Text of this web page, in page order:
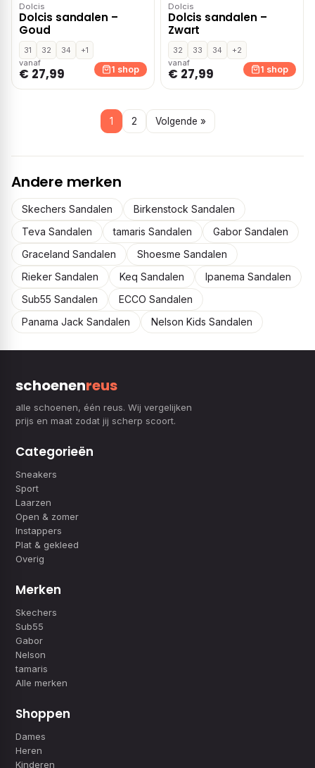
Dolcis
Dolcis sandalen –
Goud
31 32 34
+1
vanaf
€ 27,99 1 shop
Dolcis
Dolcis sandalen –
Zwart
32 33 34
+2
vanaf
€ 27,99 1 shop
1 2 Volgende »
Andere merken
Skechers Sandalen
Birkenstock Sandalen
Teva Sandalen
tamaris Sandalen
Gabor Sandalen
Graceland Sandalen
Shoesme Sandalen
Rieker Sandalen
Keq Sandalen
Ipanema Sandalen
Sub55 Sandalen
ECCO Sandalen
Panama Jack Sandalen
Nelson Kids Sandalen
schoenenreus
alle schoenen, één reus. Wij vergelijken
prijs en maat zodat jij scherp scoort.
Categorieën
Sneakers
Sport
Laarzen
Open & zomer
Instappers
Plat & gekleed
Overig
Merken
Skechers
Sub55
Gabor
Nelson
tamaris
Alle merken
Shoppen
Dames
Heren
Kinderen